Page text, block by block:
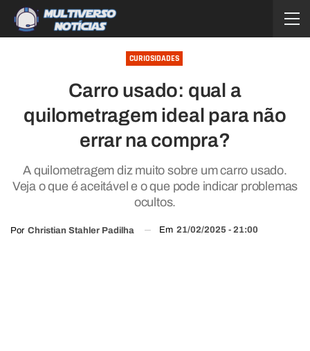
CURIOSIDADES
Carro usado: qual a
quilometragem ideal para não
errar na compra?
A quilometragem diz muito sobre um carro usado.
Veja o que é aceitável e o que pode indicar problemas
ocultos.
Por Christian Stahler Padilha Em 21/02/2025 - 21:00